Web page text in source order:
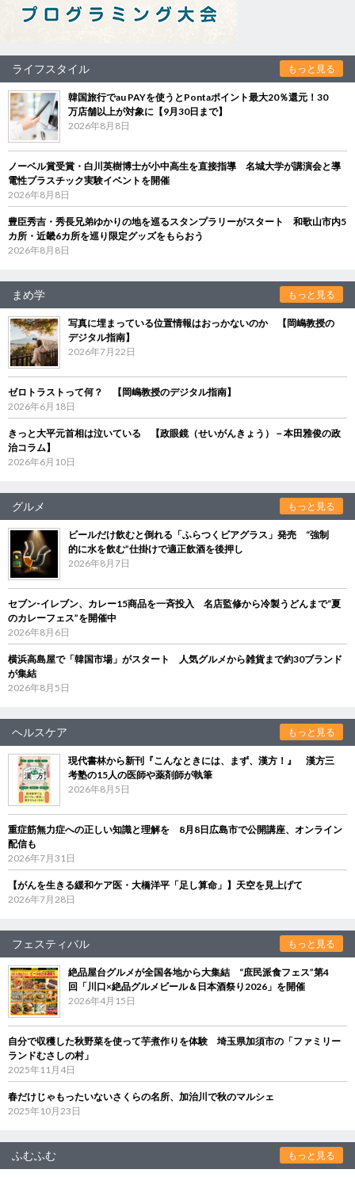
ライフスタイル もっと見る
韓国旅行でau PAYを使うとPontaポイント最大20％還元！30
万店舗以上が対象に【9月30日まで】
2026年8月8日
ノーベル賞受賞・白川英樹博士が小中高生を直接指導 名城大学が講演会と導
電性プラスチック実験イベントを開催
2026年8月8日
豊臣秀吉・秀長兄弟ゆかりの地を巡るスタンプラリーがスタート 和歌山市内5
カ所・近畿6カ所を巡り限定グッズをもらおう
2026年8月8日
まめ学 もっと見る
写真に埋まっている位置情報はおっかないのか 【岡嶋教授の
デジタル指南】
2026年7月22日
ゼロトラストって何？ 【岡嶋教授のデジタル指南】
2026年6月18日
きっと大平元首相は泣いている 【政眼鏡（せいがんきょう）－本田雅俊の政
治コラム】
2026年6月10日
グルメ もっと見る
ビールだけ飲むと倒れる「ふらつくビアグラス」発売 “強制
的に水を飲む”仕掛けで適正飲酒を後押し
2026年8月7日
セブン‐イレブン、カレー15商品を一斉投入 名店監修から冷製うどんまで“夏
のカレーフェス”を開催中
2026年8月6日
横浜高島屋で「韓国市場」がスタート 人気グルメから雑貨まで約30ブランド
が集結
2026年8月5日
ヘルスケア もっと見る
現代書林から新刊『こんなときには、まず、漢方！』 漢方三
考塾の15人の医師や薬剤師が執筆
2026年8月5日
重症筋無力症への正しい知識と理解を 8月8日広島市で公開講座、オンライン
配信も
2026年7月31日
【がんを生きる緩和ケア医・大橋洋平「足し算命」】天空を見上げて
2026年7月28日
フェスティバル もっと見る
絶品屋台グルメが全国各地から大集結 “庶民派食フェス”第4
回「川口×絶品グルメビール＆日本酒祭り2026」を開催
2026年4月15日
自分で収穫した秋野菜を使って芋煮作りを体験 埼玉県加須市の「ファミリー
ランドむさしの村」
2025年11月4日
春だけじゃもったいないさくらの名所、加治川で秋のマルシェ
2025年10月23日
ふむふむ もっと見る